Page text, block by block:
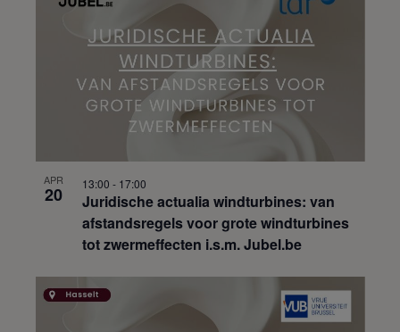
APR
20
Juridische actualia windturbines: van
afstandsregels voor grote windturbines
tot zwermeffecten i.s.m. Jubel.be
13:00 - 17:00